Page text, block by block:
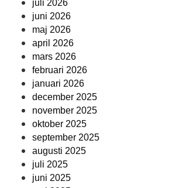
juli 2026
juni 2026
maj 2026
april 2026
mars 2026
februari 2026
januari 2026
december 2025
november 2025
oktober 2025
september 2025
augusti 2025
juli 2025
juni 2025